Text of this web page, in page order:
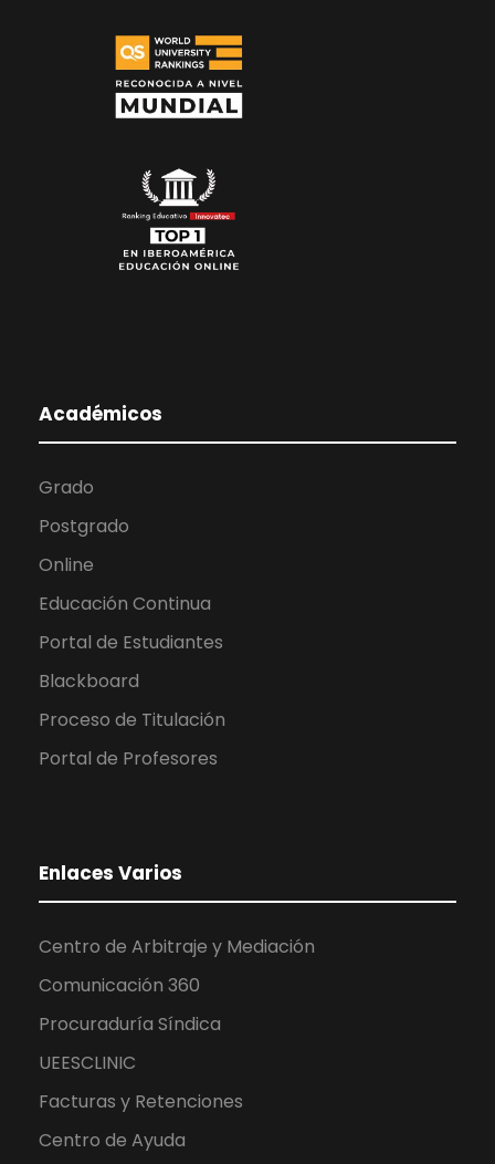
Académicos
Grado
Postgrado
Online
Educación Continua
Portal de Estudiantes
Blackboard
Proceso de Titulación
Portal de Profesores
Enlaces Varios
Centro de Arbitraje y Mediación
Comunicación 360
Procuraduría Síndica
UEESCLINIC
Facturas y Retenciones
Centro de Ayuda